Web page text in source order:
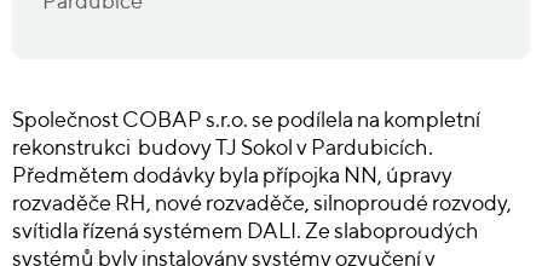
Společnost COBAP s.r.o. se podílela na kompletní
rekonstrukci budovy TJ Sokol v Pardubicích.
Předmětem dodávky byla přípojka NN, úpravy
rozvaděče RH, nové rozvaděče, silnoproudé rozvody,
svítidla řízená systémem DALI. Ze slaboproudých
systémů byly instalovány systémy ozvučení v